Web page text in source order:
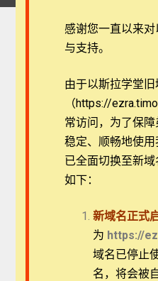
我的账户
我的账户
登录
用户名或电子邮件*
感谢您一直以来
与支持。
由于以斯拉学堂旧
（https://
常访问， 为了保
稳定、顺畅地使
已全面切换至新
如下：
新域名正式
为 https://
域名已停止
名，将会被